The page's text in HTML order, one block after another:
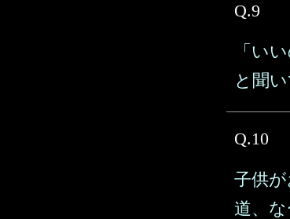
Q.9
「い
と聞
Q.10
子供
道、な